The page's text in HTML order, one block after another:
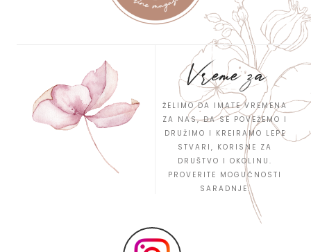
Vreme za
ŽELIMO DA IMATE VREMENA
ZA NAS, DA SE POVEŽEMO I
DRUŽIMO I KREIRAMO LEPE
STVARI, KORISNE ZA
DRUŠTVO I OKOLINU.
PROVERITE MOGUĆNOSTI
SARADNJE.